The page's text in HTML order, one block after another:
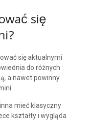
się
się aktualnymi
do różnych
a nawet powinny
mieć klasyczny
kształty i wygląda